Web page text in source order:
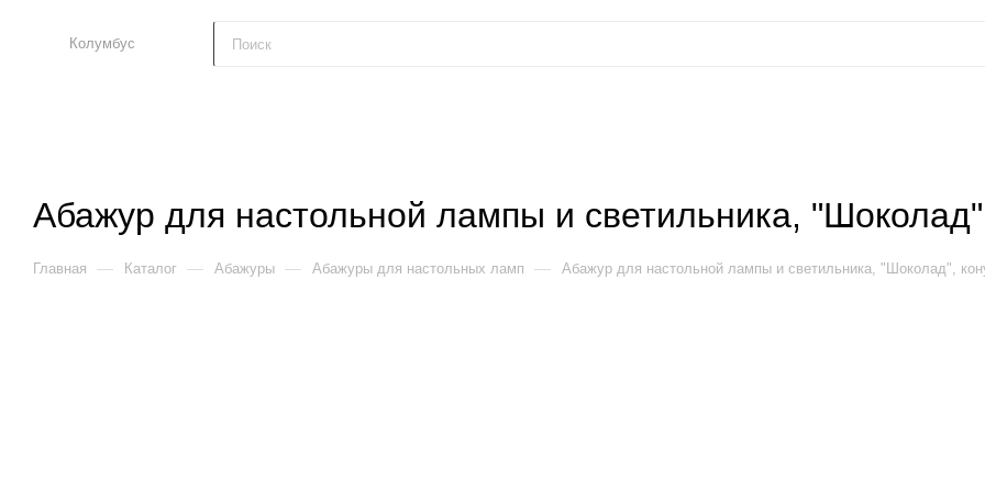
Колумбус
Абажур для настольной лампы и светильника,
Главная — Каталог — Абажуры — Абажуры для настольных ламп — Абажур для настольной лампы и светильника, "Шоколад",